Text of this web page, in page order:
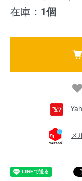
在庫： 1個
メ